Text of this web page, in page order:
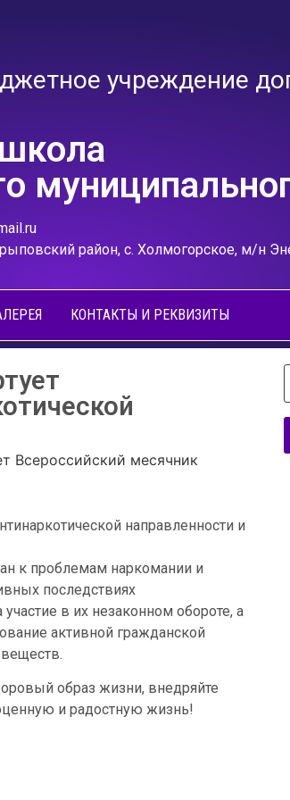
учреждение
район, с. Холмогорское, м/н
КОНТАКТЫ И РЕКВИЗИТЫ
Всероссийский месячник
направленности и
к проблемам наркомании и
последствиях
в их незаконном обороте, а
активной гражданской
образ жизни, внедряйте
и радостную жизнь!